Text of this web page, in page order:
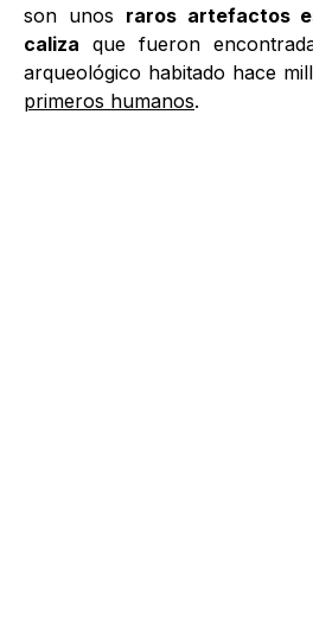
son unos raros artefactos
caliza que fueron
arqueológico habitado hace
primeros humanos.